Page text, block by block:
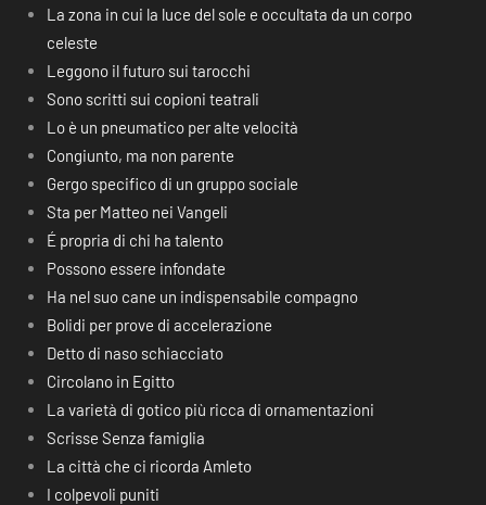
La zona in cui la luce del sole e occultata da un corpo
celeste
Leggono il futuro sui tarocchi
Sono scritti sui copioni teatrali
Lo è un pneumatico per alte velocità
Congiunto, ma non parente
Gergo specifico di un gruppo sociale
Sta per Matteo nei Vangeli
É propria di chi ha talento
Possono essere infondate
Ha nel suo cane un indispensabile compagno
Bolidi per prove di accelerazione
Detto di naso schiacciato
Circolano in Egitto
La varietà di gotico più ricca di ornamentazioni
Scrisse Senza famiglia
La città che ci ricorda Amleto
I colpevoli puniti